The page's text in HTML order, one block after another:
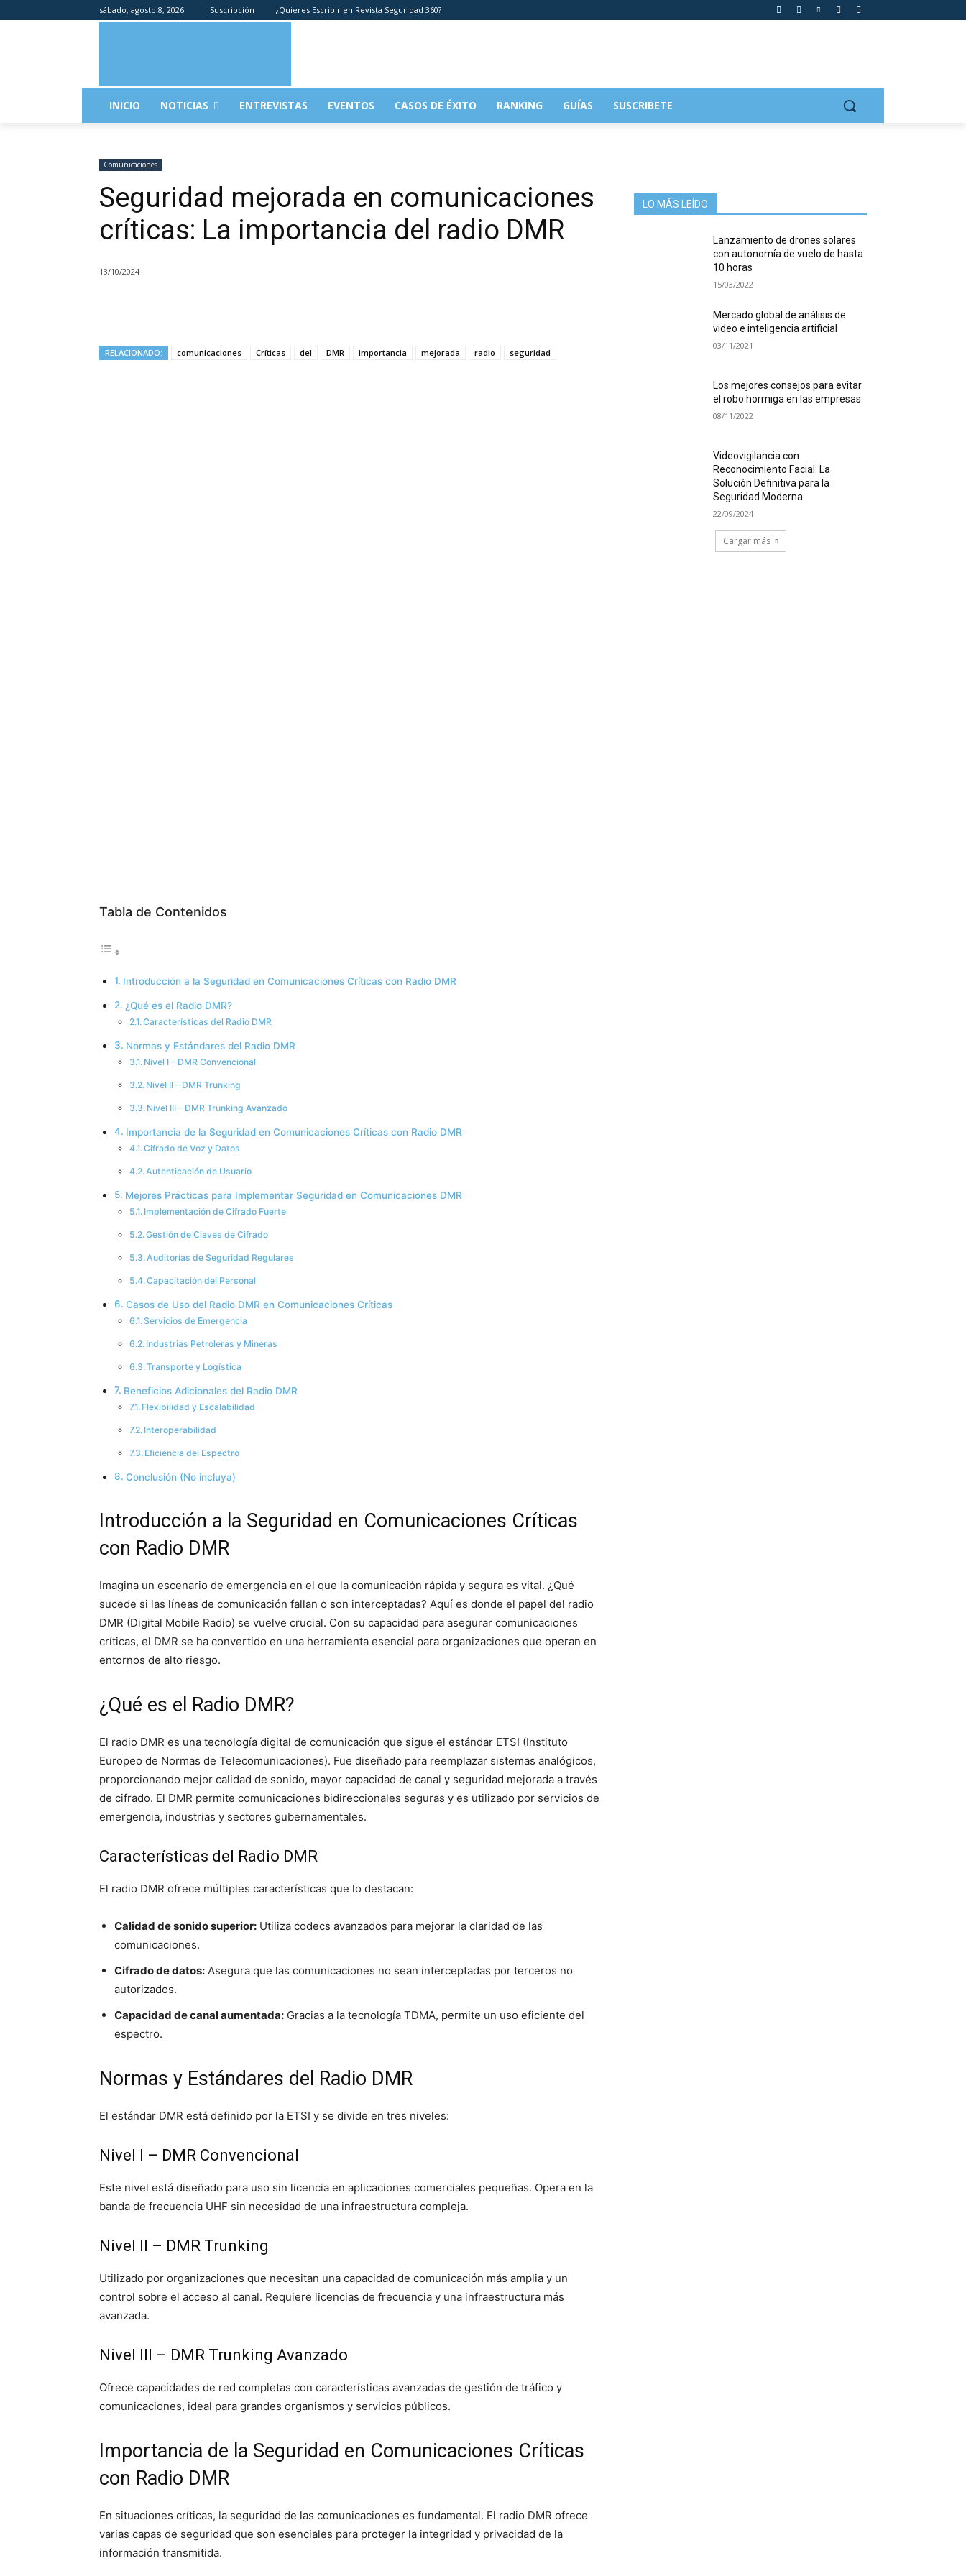
sábado, agosto 8, 2026 Suscripción ¿Quieres Escribir en Revista Seguridad 360?
INICIO NOTICIAS ENTREVISTAS EVENTOS CASOS DE ÉXITO RANKING GUÍAS SUSCRIBETE
Comunicaciones
Seguridad mejorada en comunicaciones
críticas: La importancia del radio DMR
13/10/2024
RELACIONADO: comunicaciones Críticas del DMR importancia mejorada radio seguridad
Tabla de Contenidos
Introducción a la Seguridad en Comunicaciones Críticas con Radio DMR
¿Qué es el Radio DMR?
Características del Radio DMR
Normas y Estándares del Radio DMR
Nivel I – DMR Convencional
Nivel II – DMR Trunking
Nivel III – DMR Trunking Avanzado
Importancia de la Seguridad en Comunicaciones Críticas con Radio DMR
Cifrado de Voz y Datos
Autenticación de Usuario
Mejores Prácticas para Implementar Seguridad en Comunicaciones DMR
Implementación de Cifrado Fuerte
Gestión de Claves de Cifrado
Auditorías de Seguridad Regulares
Capacitación del Personal
Casos de Uso del Radio DMR en Comunicaciones Críticas
Servicios de Emergencia
Industrias Petroleras y Mineras
Transporte y Logística
Beneficios Adicionales del Radio DMR
Flexibilidad y Escalabilidad
Interoperabilidad
Eficiencia del Espectro
Conclusión (No incluya)
Introducción a la Seguridad en Comunicaciones Críticas
con Radio DMR
Imagina un escenario de emergencia en el que la comunicación rápida y segura es vital. ¿Qué
sucede si las líneas de comunicación fallan o son interceptadas? Aquí es donde el papel del radio
DMR (Digital Mobile Radio) se vuelve crucial. Con su capacidad para asegurar comunicaciones
críticas, el DMR se ha convertido en una herramienta esencial para organizaciones que operan en
entornos de alto riesgo.
¿Qué es el Radio DMR?
El radio DMR es una tecnología digital de comunicación que sigue el estándar ETSI (Instituto
Europeo de Normas de Telecomunicaciones). Fue diseñado para reemplazar sistemas analógicos,
proporcionando mejor calidad de sonido, mayor capacidad de canal y seguridad mejorada a través
de cifrado. El DMR permite comunicaciones bidireccionales seguras y es utilizado por servicios de
emergencia, industrias y sectores gubernamentales.
Características del Radio DMR
El radio DMR ofrece múltiples características que lo destacan:
Calidad de sonido superior: Utiliza codecs avanzados para mejorar la claridad de las
comunicaciones.
Cifrado de datos: Asegura que las comunicaciones no sean interceptadas por terceros no
autorizados.
Capacidad de canal aumentada: Gracias a la tecnología TDMA, permite un uso eficiente del
espectro.
Normas y Estándares del Radio DMR
El estándar DMR está definido por la ETSI y se divide en tres niveles:
Nivel I – DMR Convencional
Este nivel está diseñado para uso sin licencia en aplicaciones comerciales pequeñas. Opera en la
banda de frecuencia UHF sin necesidad de una infraestructura compleja.
Nivel II – DMR Trunking
Utilizado por organizaciones que necesitan una capacidad de comunicación más amplia y un
control sobre el acceso al canal. Requiere licencias de frecuencia y una infraestructura más
avanzada.
Nivel III – DMR Trunking Avanzado
Ofrece capacidades de red completas con características avanzadas de gestión de tráfico y
comunicaciones, ideal para grandes organismos y servicios públicos.
Importancia de la Seguridad en Comunicaciones Críticas
con Radio DMR
En situaciones críticas, la seguridad de las comunicaciones es fundamental. El radio DMR ofrece
varias capas de seguridad que son esenciales para proteger la integridad y privacidad de la
información transmitida.
LO MÁS LEÍDO
Lanzamiento de drones solares
con autonomía de vuelo de hasta
10 horas
15/03/2022
Mercado global de análisis de
video e inteligencia artificial
03/11/2021
Los mejores consejos para evitar
el robo hormiga en las empresas
08/11/2022
Videovigilancia con
Reconocimiento Facial: La
Solución Definitiva para la
Seguridad Moderna
22/09/2024
Cargar más